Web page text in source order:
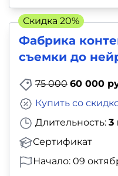
Фабрика
съемки до
75 000 60 000
Длительность: 3
Сертификат
Купить со
Начало: 09
Скидка 20%